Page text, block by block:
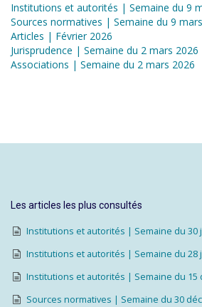
Institutions et autorités | Semaine du 9
Sources normatives | Semaine du 9
Articles | Février 2026
Jurisprudence | Semaine du 2 mars 2026
Associations | Semaine du 2 mars 2026
Les articles les plus consultés
Institutions et autorités | Semaine du 30
Institutions et autorités | Semaine du 28
Institutions et autorités | Semaine du 15
Sources normatives | Semaine du 30